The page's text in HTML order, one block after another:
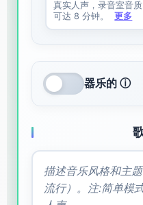
真实人声，录音室音
可达 8 分钟。
更多
器乐的 ⓘ